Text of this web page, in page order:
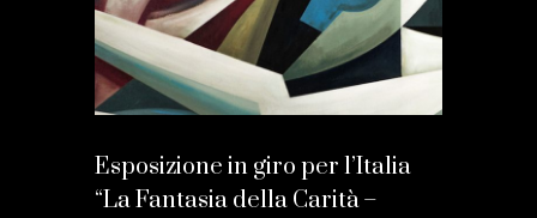
Esposizione in giro per l’Italia
“La Fantasia della Carità –